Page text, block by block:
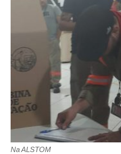
Na ALSTOM